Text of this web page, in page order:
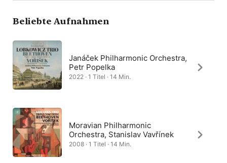
Beliebte Aufnahmen
Janáček Philharmonic Orchestra,
Petr Popelka
2022 · 1 Titel · 14 Min.
Moravian Philharmonic
Orchestra, Stanislav Vavřínek
2008 · 1 Titel · 14 Min.